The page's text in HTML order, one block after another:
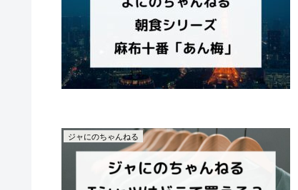
ジャにのちゃんねる